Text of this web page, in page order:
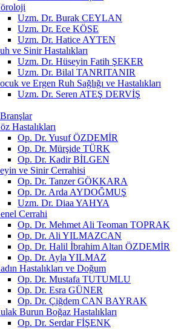
Uzm. Dr. Burak CEYLAN
Uzm. Dr. Ece KÖSE
Uzm. Dr. Hatice AYTEN
ve Sinir Hastalıkları
Uzm. Dr. Hüseyin Fatih ŞEKER
Uzm. Dr. Bilal TANRITANIR
ve Ergen Ruh Sağlığı ve Hastalıkları
Uzm. Dr. Seren ATEŞ DERVİŞ
Hastalıkları
Op. Dr. Yusuf ÖZDEMİR
Op. Dr. Mürşide TÜRK
Op. Dr. Kadir BİLGEN
ve Sinir Cerrahisi
Op. Dr. Tanzer GÖKKARA
Op. Dr. Arda AYDOĞMUŞ
Uzm. Dr. Diaa YAHYA
Cerrahi
Op. Dr. Mehmet Ali Teoman TOPRAK
Op. Dr. Ali YILMAZCAN
Op. Dr. Halil İbrahim Altan ÖZDEMİR
Op. Dr. Ayla YILMAZ
Hastalıkları ve Doğum
Op. Dr. Mustafa TUTUMLU
Op. Dr. Esra GÜNER
Op. Dr. Çiğdem CAN BAYRAK
Burun Boğaz Hastalıkları
Op. Dr. Serdar FİŞENK